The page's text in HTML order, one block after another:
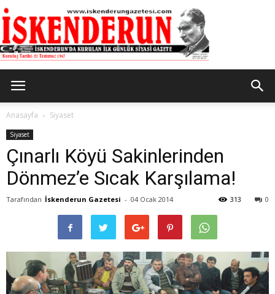
Gazetesi
Anasayfa Siyaset
Siyaset
Çınarlı Köyü Sakinlerinden
Dönmez’e Sıcak Karşılama!
Tarafından İskenderun Gazetesi - 04 Ocak 2014 0
313